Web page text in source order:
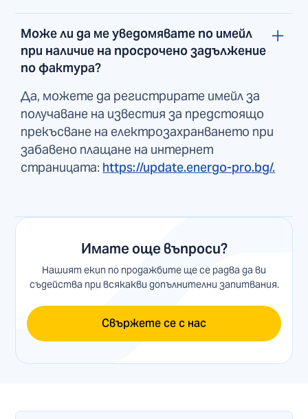
Може ли да ме уведомявате по имейл
при наличие на просрочено задължение
по фактура?
Да, можете да регистрирате имейл за
получаване на известия за предстоящо
прекъсване на електрозахранването при
забавено плащане на интернет
страницата: https://update.energo-pro.bg/.
Имате още въпроси?
Нашият екип по продажбите ще се радва да ви
съдейства при всякакви допълнителни запитвания.
Свържете се с нас